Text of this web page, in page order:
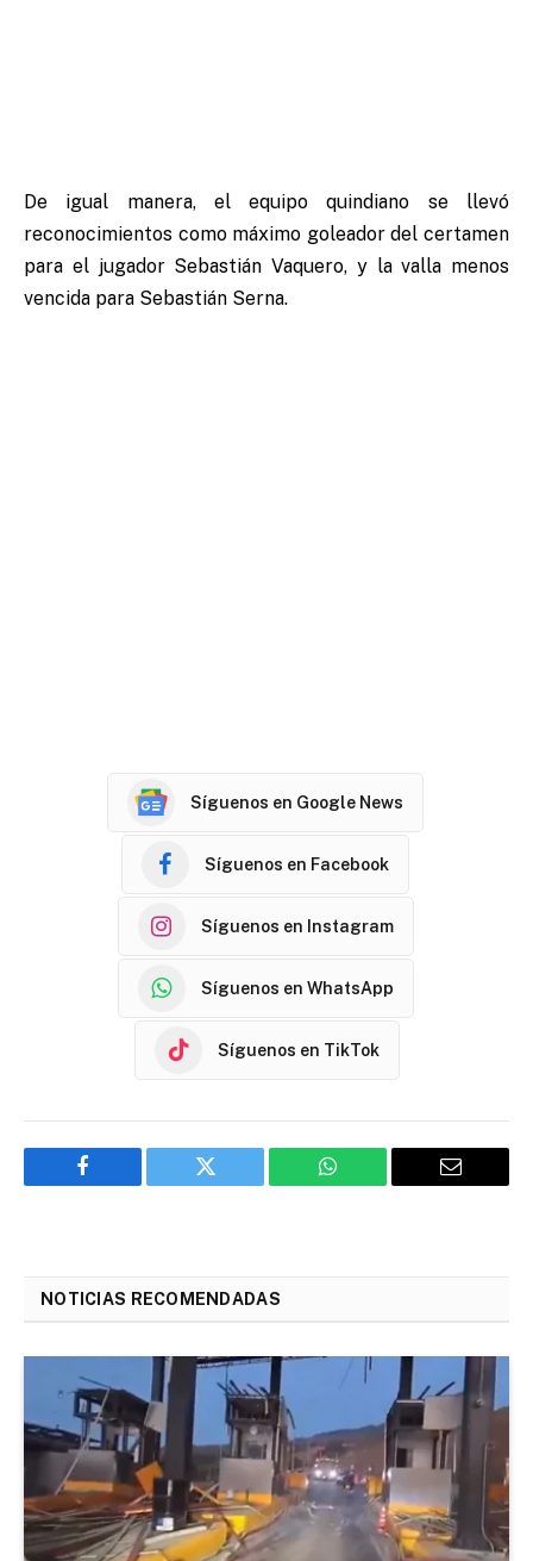
De igual manera, el equipo quindiano se llevó
reconocimientos como máximo goleador del certamen
para el jugador Sebastián Vaquero, y la valla menos
vencida para Sebastián Serna.
Síguenos en Google News
Síguenos en Facebook
Síguenos en Instagram
Síguenos en WhatsApp
Síguenos en TikTok
Facebook Twitter WhatsApp Email
NOTICIAS RECOMENDADAS